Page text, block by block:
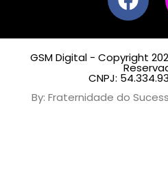
GSM Digital - Copyright
CNPJ:
By: Fraternidade do